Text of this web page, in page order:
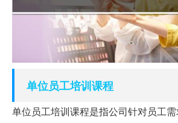
单位员工培训课程
单位员工培训课程是指公司针对员工